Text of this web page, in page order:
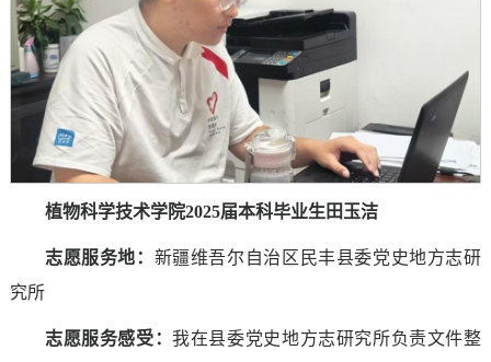
植物科学技术学院2025届本科毕业生田玉洁
志愿服务地： 新疆维吾尔自治区民丰县委党史地方志研
究所
志愿服务感受 ：我在县委党史地方志研究所负责文件整